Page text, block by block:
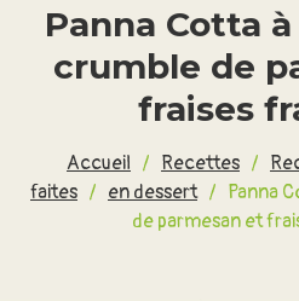
Panna Cotta
crumble de
fraises
Accueil / Recettes /
faites / en dessert / Panna
de parmesan et